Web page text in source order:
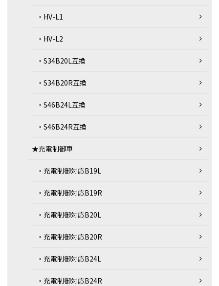
・HV-L1
・HV-L2
・S34B20L互換
・S34B20R互換
・S46B24L互換
・S46B24R互換
★充電制御車
・充電制御対応B19L
・充電制御対応B19R
・充電制御対応B20L
・充電制御対応B20R
・充電制御対応B24L
・充電制御対応B24R